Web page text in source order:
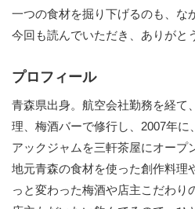
一つの食材を掘り下げるのも、な
今回も読んでいただき、ありがと
プロフィール
青森県出身。航空会社勤務を経て
理、梅酒バーで修行し、2007年に
アックジャムを三軒茶屋にオープ
地元青森の食材を使った創作料理
っと変わった梅酒や店主こだわり